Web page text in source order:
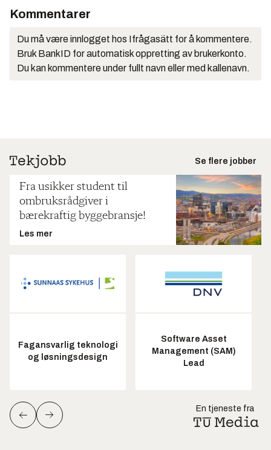
Kommentarer
Du må være innlogget hos Ifrågasätt for å kommentere.
Bruk BankID for automatisk oppretting av brukerkonto.
Du kan kommentere under fullt navn eller med kallenavn.
Se flere jobber
Fra usikker student til
ombruksrådgiver i
bærekraftig byggebransje!
Les mer
Fagansvarlig teknologi
og løsningsdesign
Software Asset
Management (SAM)
Lead
En tjeneste fra